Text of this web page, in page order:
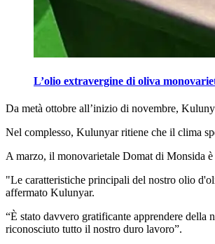
L’olio extravergine di oliva
Da metà ottobre all’inizio di novembre,
Nel complesso, Kulunyar ritiene che il clima
A marzo, il monovarietale Domat di Monsida è
"Le caratteristiche principali del nostro olio
affermato Kulunyar.
“È stato davvero gratificante apprendere della
riconosciuto tutto il nostro duro lavoro”.